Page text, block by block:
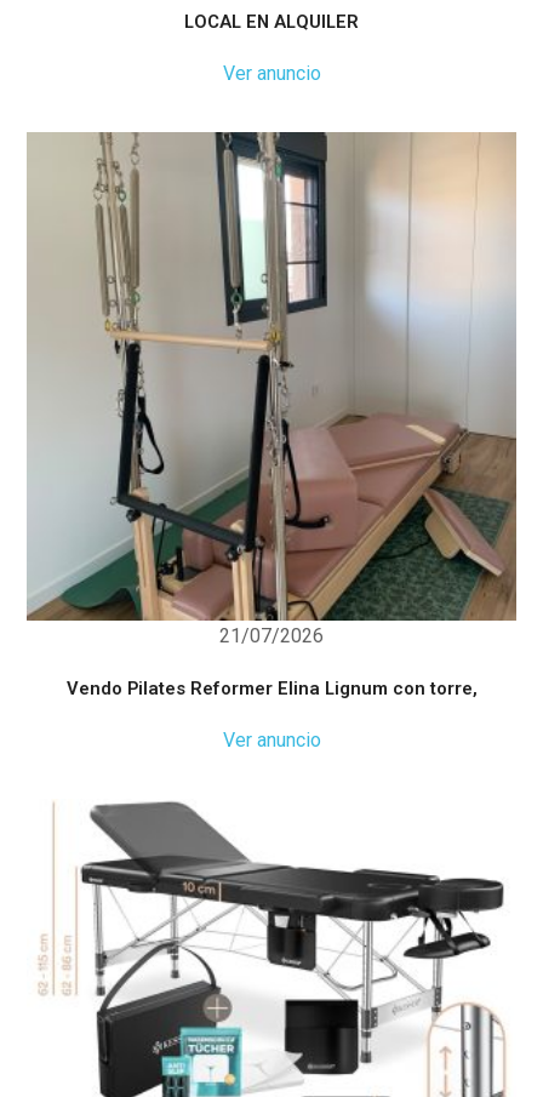
LOCAL EN ALQUILER
Ver anuncio
21/07/2026
Vendo Pilates Reformer Elina Lignum con torre,
Ver anuncio